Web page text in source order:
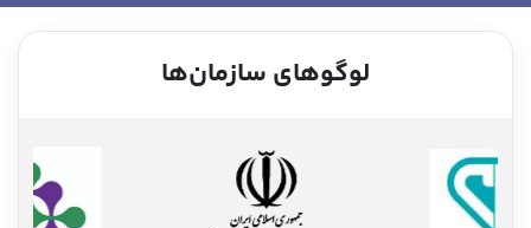
لوگوهای سازمان‌ها